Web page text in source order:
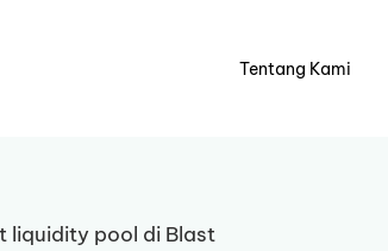
Tentang Kami
liquidity pool di Blast